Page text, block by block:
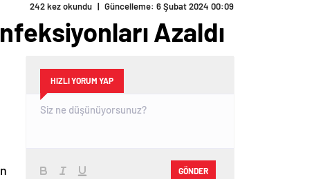
242 kez okundu | Güncelleme: 6 Şubat 2024 00:09
Azaldı
HIZLI YORUM YAP
GÖNDER